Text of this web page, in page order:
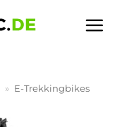
» E-Trekkingbikes